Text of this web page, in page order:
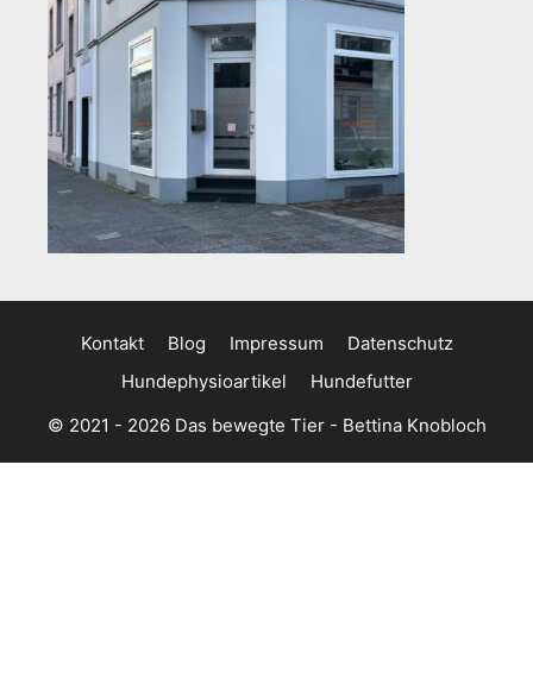
Kontakt Blog Impressum
Datenschutz
Hundephysioartikel
Hundefutter
© 2021 - 2026 Das bewegte Tier - Bettina Knobloch